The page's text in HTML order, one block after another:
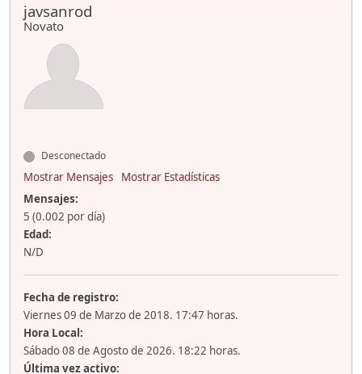
javsanrod
Novato
Desconectado
Mostrar Mensajes
Mostrar Estadísticas
Mensajes:
5 (0.002 por día)
Edad:
N/D
Fecha de registro:
Viernes 09 de Marzo de 2018. 17:47 horas.
Hora Local:
Sábado 08 de Agosto de 2026. 18:22 horas.
Última vez activo: